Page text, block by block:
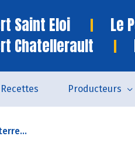
Saint Eloi
Le
Chatellerault
Recettes Producteurs